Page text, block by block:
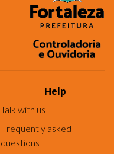
Help
Talk with us
Frequently asked
questions